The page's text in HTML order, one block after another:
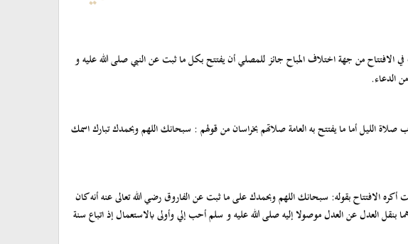
الافتتاح من جهة اختلاف المباح جائز للمصلي أن يفتتح بكل ما ثبت عن النبي صلى الله عليه و
الدعاء.
الليل أما ما يفتتح به العامة صلاتهم بخراسان من قولهم : سبحانك اللهم وبحمدك تبارك اسمك
الافتتاح بقوله: سبحانك اللهم وبحمدك على ما ثبت عن الفاروق رضي الله تعالى عنه أنه كان
بنقل العدل عن العدل موصولا إليه صلى الله عليه و سلم أحب إلي وأولى بالاستعمال إذ اتباع سنة